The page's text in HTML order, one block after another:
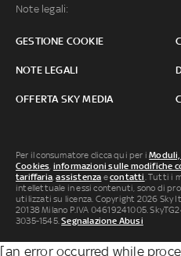
Note legali:
GESTIONE COOKIE
NOTE LEGALI
OFFERTA SKY MEDIA
Per il consumatore clicca qui per i
Cookies, informazioni sulle modifiche
tariffaria,assistenza econtatti. Tutti i
intellettuale in essi contenuti, sono di
utilizzati su licenza. Copyright 2026 Sky
20138 Milano P.IVA 04619241005.
3035-1545.Segnalazione Abusi
[an error occurred while